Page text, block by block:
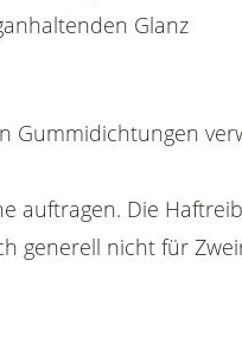
Glanz
Gummidichtungen
auftragen. Die
generell nicht für